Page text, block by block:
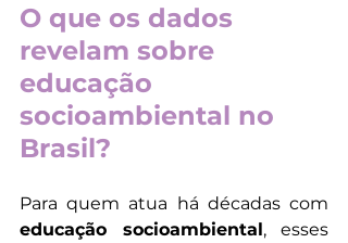
O que os dados
revelam sobre
educação
socioambiental no
Brasil?
educação socioambiental, esses